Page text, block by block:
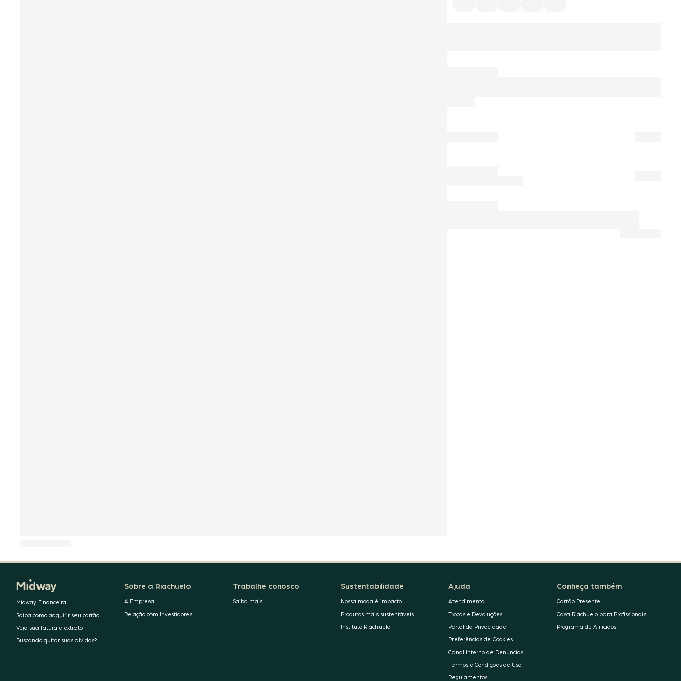
Midway Financeira
Saiba como adquirir seu cartão
Veja sua fatura e extrato
Buscando quitar suas dívidas?
Sobre a Riachuelo
A Empresa
Relação com Investidores
Trabalhe conosco
Saiba mais
Sustentabilidade
Nossa moda é impacto
Produtos mais sustentáveis
Instituto Riachuelo
Ajuda
Atendimento
Trocas e Devoluções
Portal da Privacidade
Preferências de Cookies
Canal Interno de Denúncias
Termos e Condições de Uso
Regulamentos
Conheça também
Cartão Presente
Casa Riachuelo para Profissionais
Programa de Afiliados